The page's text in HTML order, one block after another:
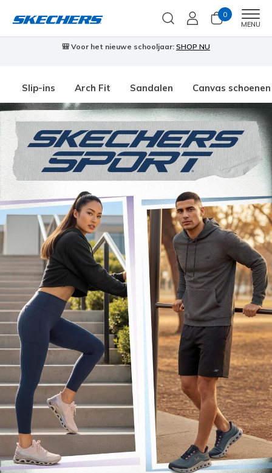
0
MENU
🎒 Voor het nieuwe schooljaar: SHOP NU
Slip-ins Arch Fit Sandalen Canvas schoenen